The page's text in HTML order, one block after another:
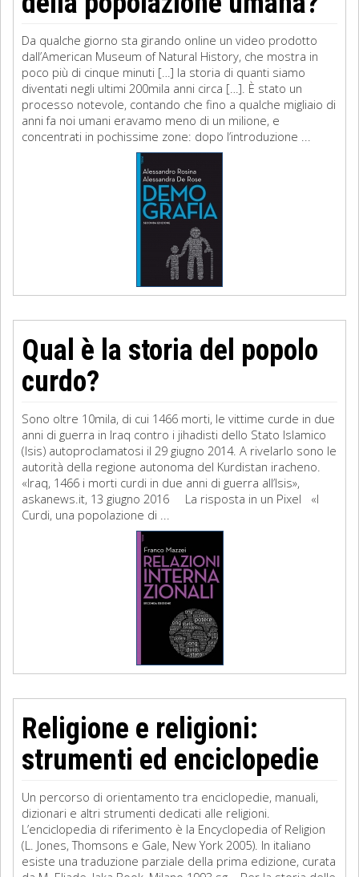
Da qualche giorno sta girando online un video prodotto
dall’American Museum of Natural History, che mostra in
poco più di cinque minuti […] la storia di quanti siamo
diventati negli ultimi 200mila anni circa […]. È stato un
processo notevole, contando che fino a qualche migliaio di
anni fa noi umani eravamo meno di un milione, e
concentrati in pochissime zone: dopo l’introduzione ...
Qual è la storia del popolo
curdo?
Sono oltre 10mila, di cui 1466 morti, le vittime curde in due
anni di guerra in Iraq contro i jihadisti dello Stato Islamico
(Isis) autoproclamatosi il 29 giugno 2014. A rivelarlo sono le
autorità della regione autonoma del Kurdistan iracheno.
«Iraq, 1466 i morti curdi in due anni di guerra all’Isis»,
askanews.it, 13 giugno 2016 La risposta in un Pixel «I
Curdi, una popolazione di ...
Religione e religioni:
strumenti ed enciclopedie
Un percorso di orientamento tra enciclopedie, manuali,
dizionari e altri strumenti dedicati alle religioni.
L’enciclopedia di riferimento è la Encyclopedia of Religion
(L. Jones, Thomsons e Gale, New York 2005). In italiano
esiste una traduzione parziale della prima edizione, curata